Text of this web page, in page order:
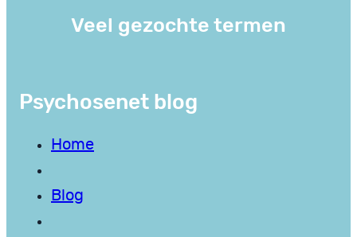
Veel gezochte termen
Psychosenet blog
Home
Blog